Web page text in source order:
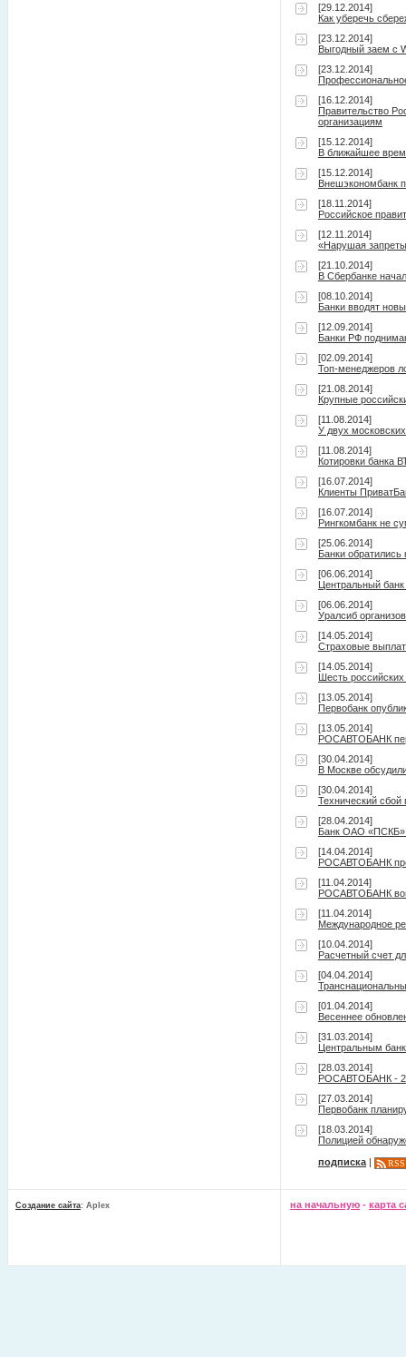
[29.12.2014]
Как уберечь
[23.12.2014]
Выгодный заем с
[23.12.2014]
[16.12.2014]
Правительство
организациям
[15.12.2014]
В ближайшее
[15.12.2014]
Внешэкономбанк
[18.11.2014]
Российское
[12.11.2014]
«Нарушая
[21.10.2014]
В Сбербанке
[08.10.2014]
Банки вводят
[12.09.2014]
Банки РФ
[02.09.2014]
Топ-менеджеров
[21.08.2014]
Крупные
[11.08.2014]
У двух
[11.08.2014]
Котировки банка
[16.07.2014]
Клиенты
[16.07.2014]
Рингкомбанк не
[25.06.2014]
Банки
[06.06.2014]
Центральный банк
[06.06.2014]
Уралсиб
[14.05.2014]
Страховые
[14.05.2014]
Шесть
[13.05.2014]
Первобанк
[13.05.2014]
РОСАВТОБАНК
[30.04.2014]
В Москве
[30.04.2014]
Технический
[28.04.2014]
Банк ОАО «ПСКБ»
[14.04.2014]
РОСАВТОБАНК
[11.04.2014]
РОСАВТОБАНК
[11.04.2014]
Международное
[10.04.2014]
Расчетный счет
[04.04.2014]
[01.04.2014]
Весеннее
[31.03.2014]
Центральным
[28.03.2014]
РОСАВТОБАНК -
[27.03.2014]
Первобанк
[18.03.2014]
Полицией
подписка | RSS
Создание сайта: Aplex на начальную - карта